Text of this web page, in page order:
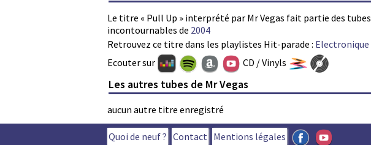
Le titre « Pull Up » interprété par Mr Vegas fait partie des tubes
incontournables de 2004
Retrouvez ce titre dans les playlistes Hit-parade : Electronique
Ecouter sur CD / Vinyls
Les autres tubes de Mr Vegas
aucun autre titre enregistré
Quoi de neuf ? Contact Mentions légales